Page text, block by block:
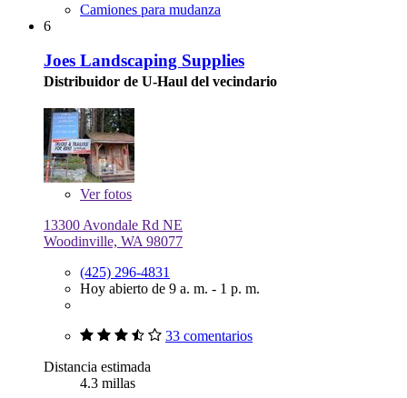
Camiones para mudanza
6
Joes Landscaping Supplies
Distribuidor de U-Haul del vecindario
Verfotos
13300 Avondale Rd NE
Woodinville, WA 98077
(425) 296-4831
Hoy abierto de 9 a. m. - 1 p. m.
33 comentarios
Distancia estimada
4.3 millas